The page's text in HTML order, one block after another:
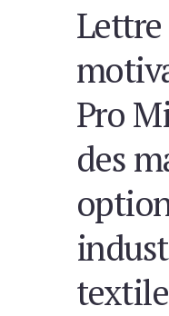
Pro
des